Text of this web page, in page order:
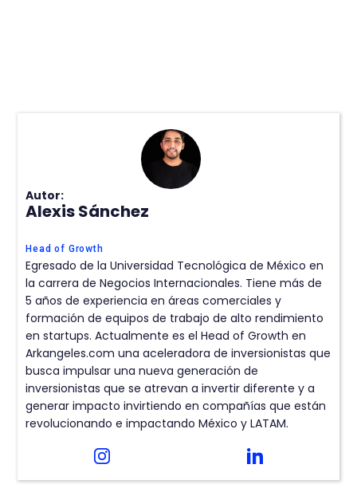
Autor:
Alexis Sánchez
Head of Growth
Egresado de la Universidad Tecnológica de México en
la carrera de Negocios Internacionales. Tiene más de
5 años de experiencia en áreas comerciales y
formación de equipos de trabajo de alto rendimiento
en startups. Actualmente es el Head of Growth en
Arkangeles.com una aceleradora de inversionistas que
busca impulsar una nueva generación de
inversionistas que se atrevan a invertir diferente y a
generar impacto invirtiendo en compañías que están
revolucionando e impactando México y LATAM.